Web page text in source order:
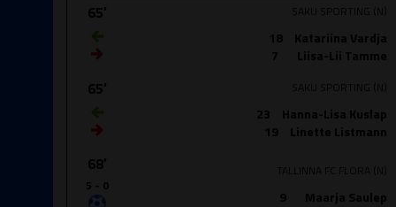
65′
18
Katariina Vardja
7
Liisa-Lii Tamme
SAKU SPORTING (N)
65′
23
Hanna-Lisa Kuslap
19
Linette Listmann
SAKU SPORTING (N)
68′
5 - 0
9 Maarja Saulep
TALLINNA FC FLORA (N)